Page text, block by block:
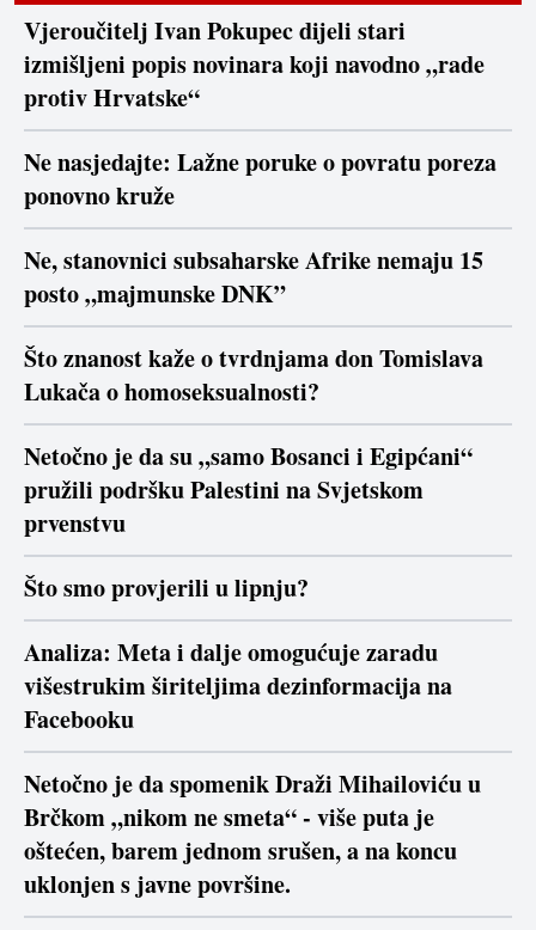
Vjeroučitelj Ivan Pokupec dijeli stari
izmišljeni popis novinara koji navodno „rade
protiv Hrvatske“
Ne nasjedajte: Lažne poruke o povratu poreza
ponovno kruže
Ne, stanovnici subsaharske Afrike nemaju 15
posto „majmunske DNK”
Što znanost kaže o tvrdnjama don Tomislava
Lukača o homoseksualnosti?
Netočno je da su „samo Bosanci i Egipćani“
pružili podršku Palestini na Svjetskom
prvenstvu
Što smo provjerili u lipnju?
Analiza: Meta i dalje omogućuje zaradu
višestrukim širiteljima dezinformacija na
Facebooku
Netočno je da spomenik Draži Mihailoviću u
Brčkom „nikom ne smeta“ - više puta je
oštećen, barem jednom srušen, a na koncu
uklonjen s javne površine.